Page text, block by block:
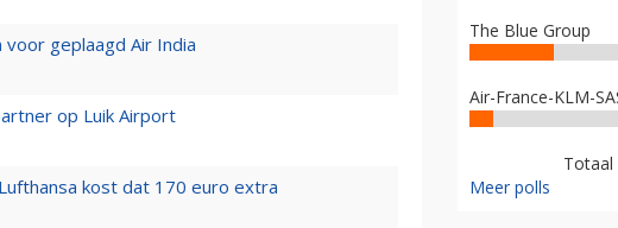
geplaagd Air India
op Luik Airport
kost dat 170 euro extra
The Blue Group
Air-France-KLM-
Totaal
Meer polls